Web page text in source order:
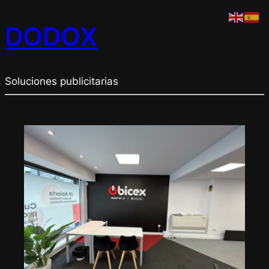
DODOX
Soluciones publicitarias